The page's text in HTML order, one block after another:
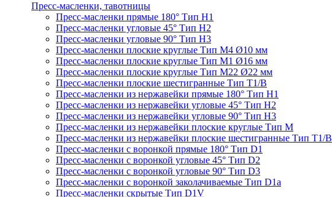
Пресс-масленки, тавотницы
Пресс-масленки прямые 180° Тип H1
Пресс-масленки угловые 45° Тип H2
Пресс-масленки угловые 90° Тип H3
Пресс-масленки плоские круглые Тип M4 Ø10 мм
Пресс-масленки плоские круглые Тип M1 Ø16 мм
Пресс-масленки плоские круглые Тип M22 Ø22 мм
Пресс-масленки плоские шестигранные Тип T1/B
Пресс-масленки из нержавейки прямые 180° Тип H1
Пресс-масленки из нержавейки угловые 45° Тип H2
Пресс-масленки из нержавейки угловые 90° Тип H3
Пресс-масленки из нержавейки плоские круглые Тип M
Пресс-масленки из нержавейки плоские шестигранные Тип T1/B
Пресс-масленки с воронкой прямые 180° Тип D1
Пресс-масленки с воронкой угловые 45° Тип D2
Пресс-масленки с воронкой угловые 90° Тип D3
Пресс-масленки с воронкой заколачиваемые Тип D1a
Пресс-масленки скрытые Тип D1V